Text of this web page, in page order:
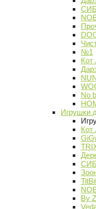
№1
Кот
No
Игрушки
Кот
By